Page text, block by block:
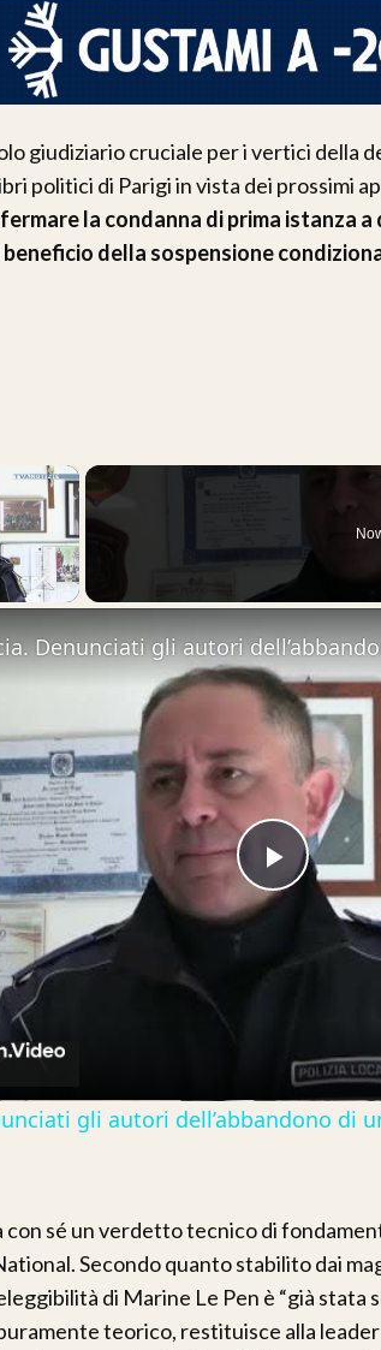
giudiziario cruciale per i vertici della
politici di Parigi in vista dei prossimi
la condanna di prima istanza
della sospensione
×
Video
Play
Video
gli autori dell’abbandono di
con sé un verdetto tecnico di
Secondo quanto stabilito dai
di Marine Le Pen è “già stata
teorico, restituisce alla